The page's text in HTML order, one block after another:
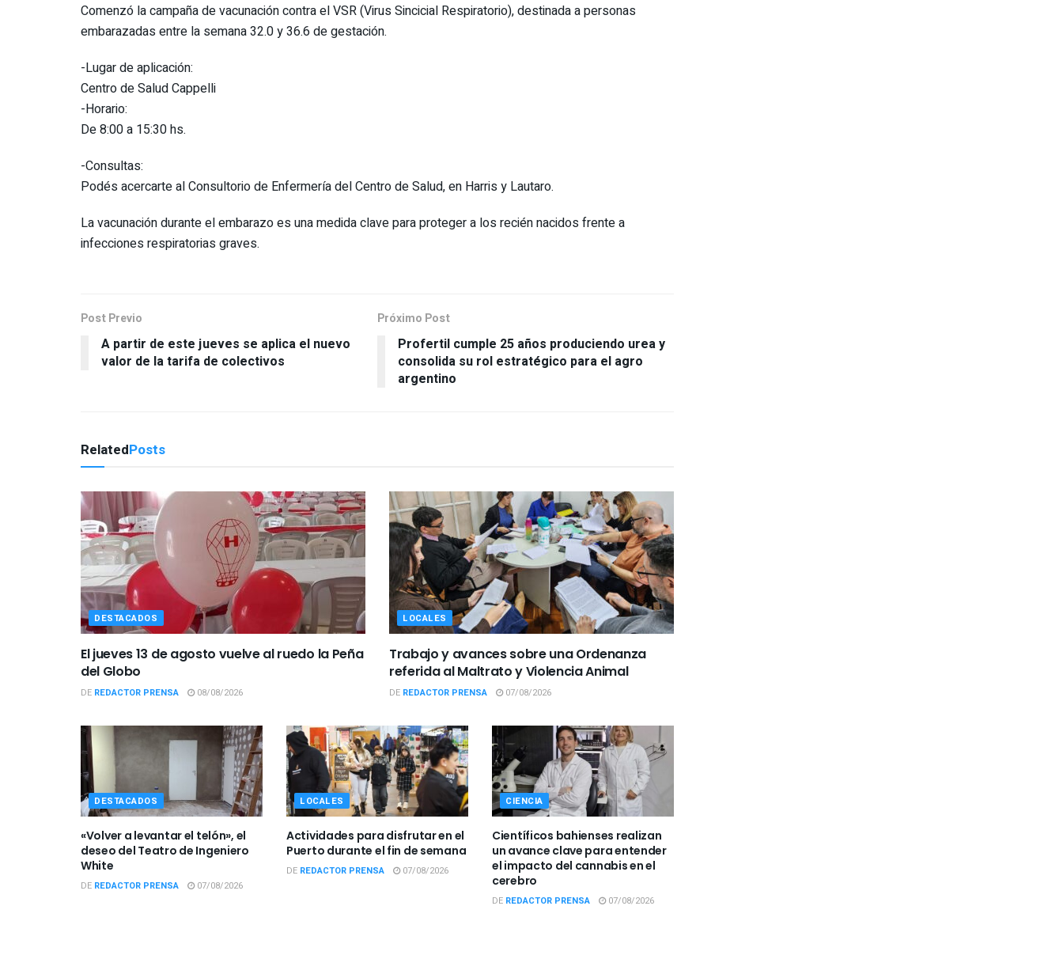
Comenzó la campaña de vacunación contra el VSR (Virus Sincicial Respiratorio), destinada a personas
embarazadas entre la semana 32.0 y 36.6 de gestación.
-Lugar de aplicación:
Centro de Salud Cappelli
-Horario:
De 8:00 a 15:30 hs.
-Consultas:
Podés acercarte al Consultorio de Enfermería del Centro de Salud, en Harris y Lautaro.
La vacunación durante el embarazo es una medida clave para proteger a los recién nacidos frente a
infecciones respiratorias graves.
Post Previo
A partir de este jueves se aplica el nuevo
valor de la tarifa de colectivos
Próximo Post
Profertil cumple 25 años produciendo urea y
consolida su rol estratégico para el agro
argentino
RelatedPosts
DESTACADOS
El jueves 13 de agosto vuelve al ruedo la Peña
del Globo
DE REDACTOR PRENSA 08/08/2026
LOCALES
Trabajo y avances sobre una Ordenanza
referida al Maltrato y Violencia Animal
DE REDACTOR PRENSA 07/08/2026
DESTACADOS
«Volver a levantar el telón», el
deseo del Teatro de Ingeniero
White
DE REDACTOR PRENSA 07/08/2026
LOCALES
Actividades para disfrutar en el
Puerto durante el fin de semana
DE REDACTOR PRENSA 07/08/2026
CIENCIA
Científicos bahienses realizan
un avance clave para entender
el impacto del cannabis en el
cerebro
DE REDACTOR PRENSA 07/08/2026